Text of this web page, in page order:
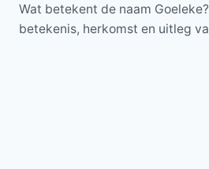
Wat betekent de naam
betekenis, herkomst en uitleg